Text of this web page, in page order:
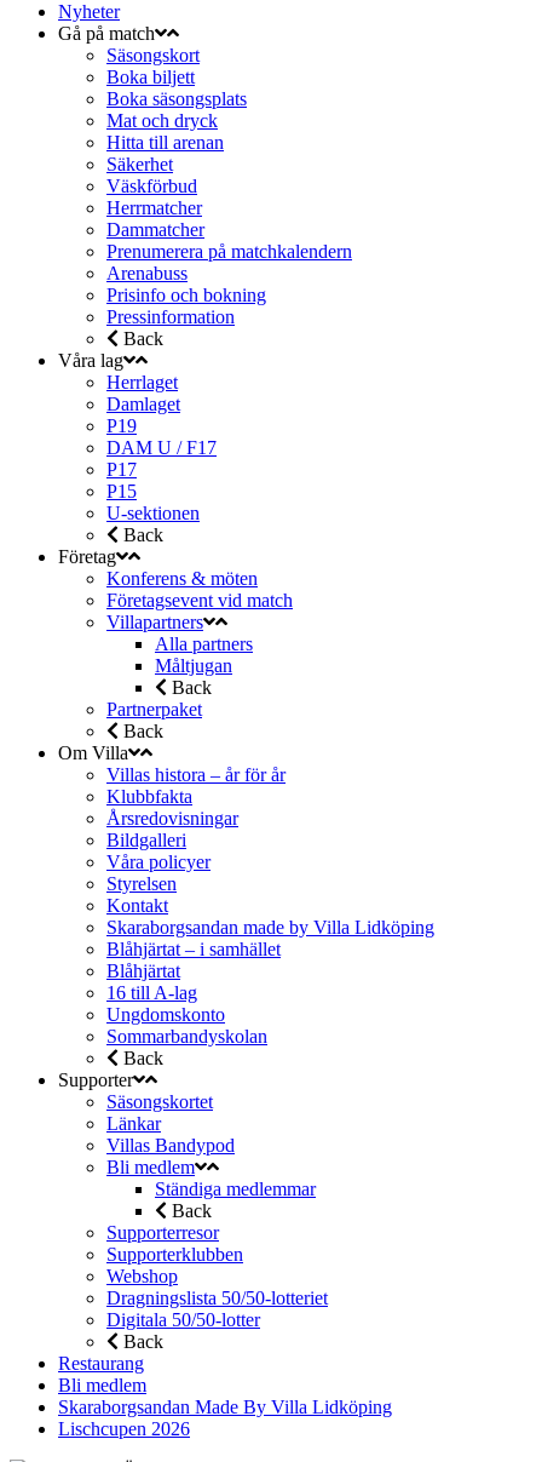
Nyheter
Gå på match
Säsongskort
Boka biljett
Boka säsongsplats
Mat och dryck
Hitta till arenan
Säkerhet
Väskförbud
Herrmatcher
Dammatcher
Prenumerera på matchkalendern
Arenabuss
Prisinfo och bokning
Pressinformation
Back
Våra lag
Herrlaget
Damlaget
P19
DAM U / F17
P17
P15
U-sektionen
Back
Företag
Konferens & möten
Företagsevent vid match
Villapartners
Alla partners
Måltjugan
Back
Partnerpaket
Back
Om Villa
Villas histora – år för år
Klubbfakta
Årsredovisningar
Bildgalleri
Våra policyer
Styrelsen
Kontakt
Skaraborgsandan made by Villa Lidköping
Blåhjärtat – i samhället
Blåhjärtat
16 till A-lag
Ungdomskonto
Sommarbandyskolan
Back
Supporter
Säsongskortet
Länkar
Villas Bandypod
Bli medlem
Ständiga medlemmar
Back
Supporterresor
Supporterklubben
Webshop
Dragningslista 50/50-lotteriet
Digitala 50/50-lotter
Back
Restaurang
Bli medlem
Skaraborgsandan Made By Villa Lidköping
Lischcupen 2026